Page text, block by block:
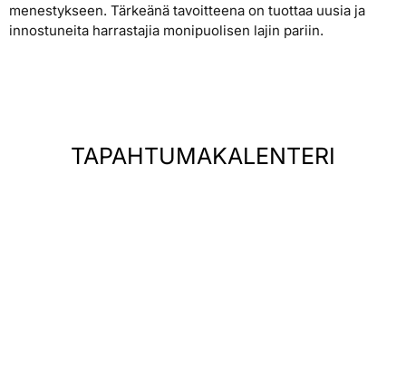
menestykseen. Tärkeänä tavoitteena on tuottaa uusia ja
innostuneita harrastajia monipuolisen lajin pariin.
TAPAHTUMAKALENTERI